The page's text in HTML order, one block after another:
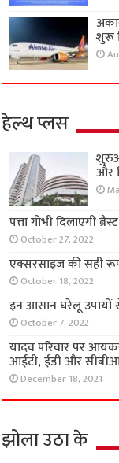
शुरू
हेल्थ प्लस
और
पत्ता गोभी दिलाएगी
October 27, 2022
एक्सरसाइज की सही
October 18, 2022
इन आसान घरेलू उपायों
October 7, 2022
यादव परिवार पर
आईटी, ईडी और
December 18, 2021
झोला उठा के